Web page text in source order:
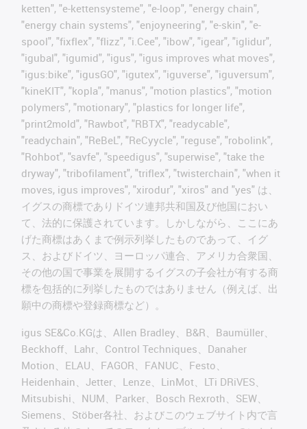
ketten", "e-kettensysteme", "e-loop", "energy chain",
"energy chain systems", "enjoyneering", "e-skin", "e-
spool", "fixflex", "flizz", "i.Cee", "ibow", "igear", "iglidur",
"igubal", "igumid", "igus", "igus improves what moves",
"igus:bike", "igusGO", "igutex", "iguverse", "iguversum",
"kineKIT", "kopla", "manus", "motion plastics", "motion
polymers", "motionary", "plastics for longer life",
"print2mold", "Rawbot", "RBTX", "readycable",
"readychain", "ReBeL", "ReCyycle", "reguse", "robolink",
"Rohbot", "savfe", "speedigus", "superwise", "take the
dryway", "tribofilament", "triflex", "twisterchain", "when it
moves, igus improves", "xirodur", "xiros" and "yes" は、
イグスの商標でありドイツ連邦共和国及び他国におい
て、法的に保護されています。しかしながら、ここにあ
げた商標はあくまで例示列挙したものであって、イグ
ス、およびドイツ、ヨーロッパ連合、アメリカ合衆国、
その他の国で事業を展開するイグスの子会社が有する商
標を包括的に列挙したものではありません（例えば、出
願中の商標や登録商標など）。
igus SE&Co.KGは、Allen Bradley、B&R、Baumüller、
Beckhoff、Lahr、Control Techniques、Danaher
Motion、ELAU、FAGOR、FANUC、Festo、
Heidenhain、Jetter、Lenze、LinMot、LTi DRiVES、
Mitsubishi、NUM、Parker、Bosch Rexroth、SEW、
Siemens、Stöber各社、およびこのウェブサイト内で言